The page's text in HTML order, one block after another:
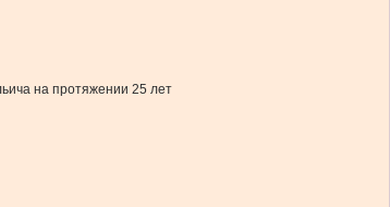
на протяжении 25 лет